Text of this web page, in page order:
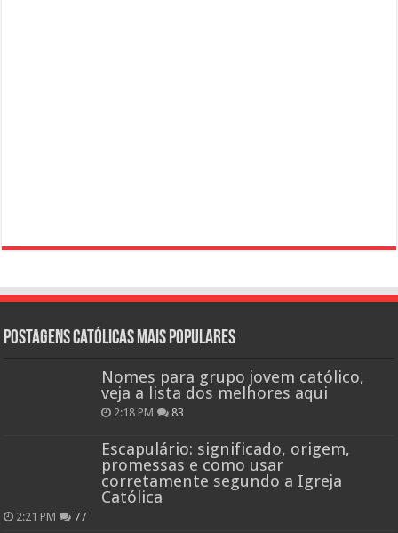
Postagens católicas mais Populares
Nomes para grupo jovem católico,
veja a lista dos melhores aqui
2:18 PM 83
Escapulário: significado, origem,
promessas e como usar
corretamente segundo a Igreja
Católica
2:21 PM 77